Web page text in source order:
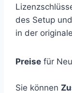
des Setup
in der
Preise für
Sie können